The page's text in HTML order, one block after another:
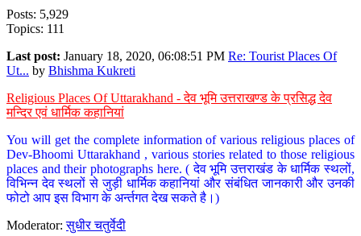
Posts: 5,929
Topics: 111
Last post: January 18, 2020, 06:08:51 PM Re: Tourist Places Of
Ut... by Bhishma Kukreti
Religious Places Of Uttarakhand - देव भूमि उत्तराखण्ड के प्रसिद्ध देव
मन्दिर एवं धार्मिक कहानियां
You will get the complete information of various religious places of
Dev-Bhoomi Uttarakhand , various stories related to those religious
places and their photographs here. ( देव भूमि उत्तराखंड के धार्मिक स्थलों,
विभिन्न देव स्थलों से जुड़ी धार्मिक कहानियां और संबंधित जानकारी और उनकी
फोटो आप इस विभाग के अर्न्तगत देख सकते है।)
Moderator:सुधीर चतुर्वेदी